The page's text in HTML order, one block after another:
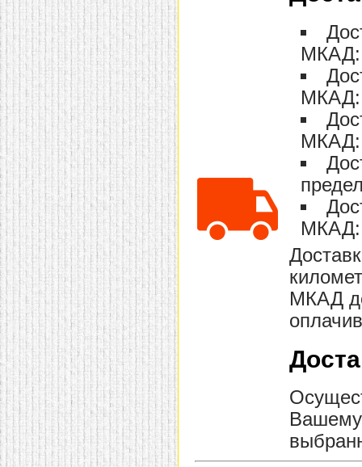
домашнем использовании.
Эта мебель имеет
некоторые преимущества
перед той же стенкой для
гостиной, к примеру,
поскольку она более
легкая и не загромождает
пространство. В спальне
этот предмет можно
поставить у изголовья
кровати, чтобы заполнить
пустующее там
место. Также стеллажи
очень часто используют в
качестве разграничителей
комнаты, например, на
рабочую зону и
пространство для отдыха.
Особенно это актуально
для однокомнатных
квартир.
МКАД:
МКАД:
МКАД:
МКАД:
МКАД
Вашему